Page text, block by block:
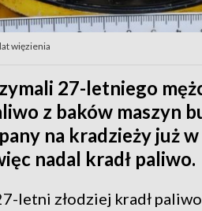
więzienia
27-letniego
z baków maszyn
na kradzieży już
nadal kradł paliwo.
letni złodziej kradł